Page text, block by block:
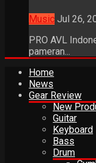
Music Jul 26,
PRO AVL
pameran...
Home
News
Gear Review
New
Guitar
Keyboard
Bass
Drum